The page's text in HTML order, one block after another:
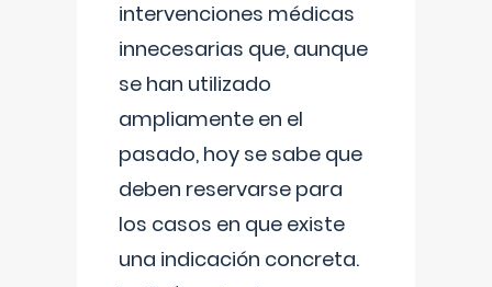
intervenciones médicas
innecesarias que, aunque
se han utilizado
ampliamente en el
pasado, hoy se sabe que
deben reservarse para
los casos en que existe
una indicación concreta.